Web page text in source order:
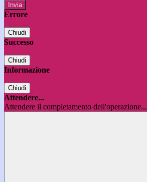
Errore
Chiudi
Successo
Chiudi
Informazione
Chiudi
Attendere...
Attendere il completamento dell'operazione...